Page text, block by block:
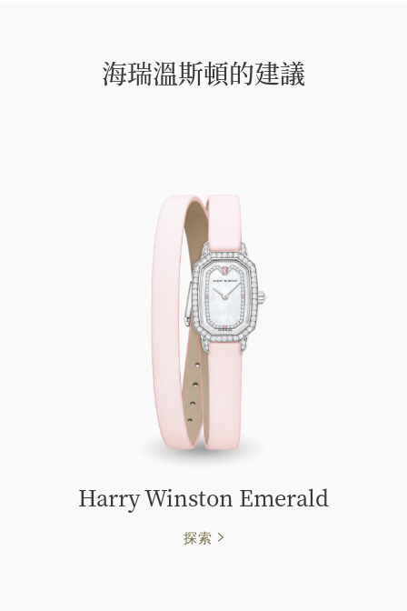
海瑞溫斯頓的建議
Harry Winston Emerald
探索